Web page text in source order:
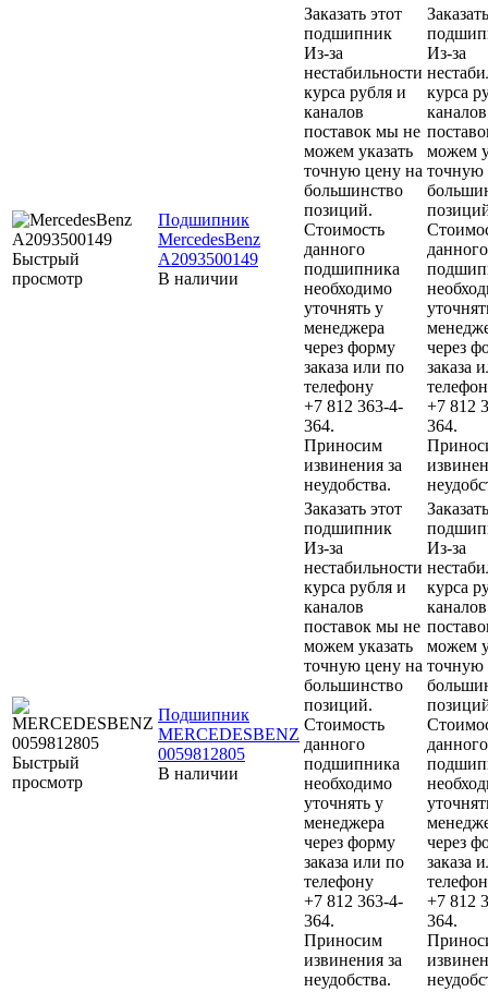
Быстрый
просмотр
Подшипник
MercedesBenz
A2093500149
В наличии
Заказать этот
подшипник
Из-за
нестабильности
курса рубля и
каналов
поставок мы не
можем указать
точную цену на
большинство
позиций.
Стоимость
данного
подшипника
необходимо
уточнять у
менеджера
через форму
заказа или по
телефону
+7 812 363-4-
364.
Приносим
извинения за
неудобства.
Из-за
курса
каналов
можем
точную
данного
через
заказа
+7 812
364.
Быстрый
просмотр
Подшипник
MERCEDESBENZ
0059812805
В наличии
Заказать этот
подшипник
Из-за
нестабильности
курса рубля и
каналов
поставок мы не
можем указать
точную цену на
большинство
позиций.
Стоимость
данного
подшипника
необходимо
уточнять у
менеджера
через форму
заказа или по
телефону
+7 812 363-4-
364.
Приносим
извинения за
неудобства.
Из-за
курса
каналов
можем
точную
данного
через
заказа
+7 812
364.